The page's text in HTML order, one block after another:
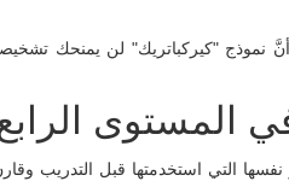
نموذج "كيركباتريك" لن يمنحك
في المستوى
نفسها التي استخدمتها قبل التدريب